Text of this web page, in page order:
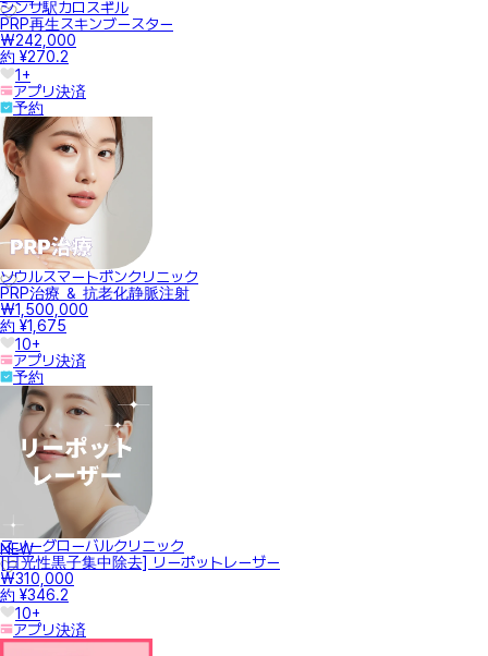
シンサ駅カロスギル
PRP再生スキンブースター
₩242,000
約 ¥270.2
1+
アプリ決済
予約
ソウルスマートボンクリニック
PRP治療 ＆ 抗老化静脈注射
₩1,500,000
約 ¥1,675
10+
アプリ決済
予約
NEW
スノーグローバルクリニック
[日光性黒子集中除去] リーポットレーザー
₩310,000
約 ¥346.2
10+
アプリ決済